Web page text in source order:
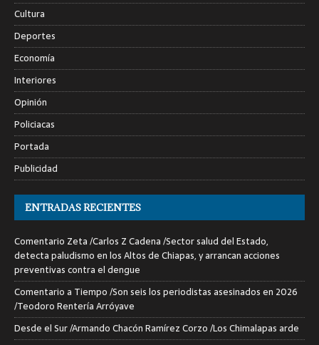
Cultura
Deportes
Economía
Interiores
Opinión
Policiacas
Portada
Publicidad
ENTRADAS RECIENTES
Comentario Zeta /Carlos Z Cadena /Sector salud del Estado,
detecta paludismo en los Altos de Chiapas, y arrancan acciones
preventivas contra el dengue
Comentario a Tiempo /Son seis los periodistas asesinados en 2026
/Teodoro Rentería Arróyave
Desde el Sur /Armando Chacón Ramírez Corzo /Los Chimalapas arde